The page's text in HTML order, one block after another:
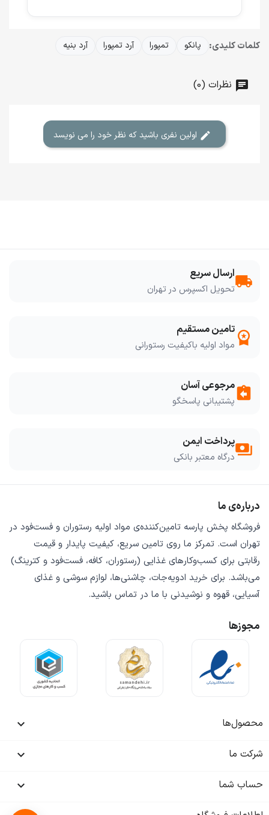
کلمات کلیدی: پانکو تمپورا آرد تمپورا آرد بنیه
نظرات (0)
local_shippingارسال سریع
تحویل اکسپرس در تهران
workspace_premium تامین مستقیم
مواد اولیه باکیفیت رستورانی
assignment_returnمرجوعی آسان
پشتیبانی پاسخگو
paymentsپرداخت ایمن
درگاه معتبر بانکی
درباره‌ی ما
فروشگاه پخش پارسه تامین‌کننده‌ی مواد اولیه رستوران و فست‌فود در
تهران است. تمرکز ما روی تامین سریع، کیفیت پایدار و قیمت
رقابتی برای کسب‌وکارهای غذایی (رستوران، کافه، فست‌فود و کترینگ)
می‌باشد. برای خرید ادویه‌جات، چاشنی‌ها، لوازم سوشی و غذای
آسیایی، قهوه و نوشیدنی با ما در تماس باشید.
مجوزها
محصول‌ها 
شرکت ما 
حساب شما 